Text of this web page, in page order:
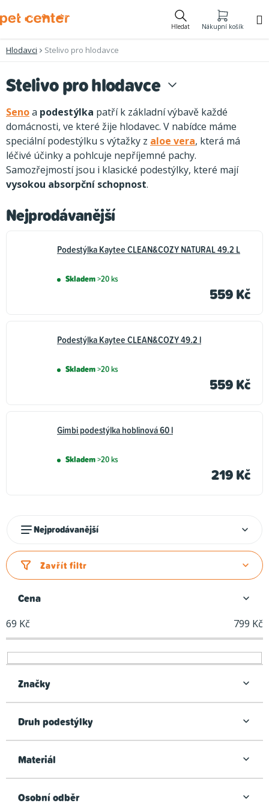
na
Hledat Nákupní košík
Hlodavci Stelivo pro hlodavce
Stelivo pro hlodavce
Senoa podestýlka patří k základní výbavě každé
domácnosti, ve které žije hlodavec. V nabídce máme
speciální podestýlku s výtažky z aloe vera, která má
léčivé účinky a pohlcuje nepříjemné pachy.
Samozřejmostí jsou i klasické podestýlky, které mají
vysokou absorpční schopnost.
Nejprodávanější
Podestýlka Kaytee CLEAN&COZY NATURAL 49.2 L
Skladem>20 ks
559 Kč
Podestýlka Kaytee CLEAN&COZY 49.2 l
Skladem>20 ks
559 Kč
Gimbi podestýlka hoblinová 60 l
Skladem>20 ks
219 Kč
z
e
í
p
r
o
u
t
Nejprodávanější
Zavřít filtr
Cena
69 Kč 799 Kč
Značky
Druh podestýlky
Materiál
Osobní odběr